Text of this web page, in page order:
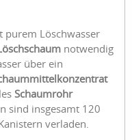
purem Löschwasser
notwendig
über ein
Schaumrohr
sind insgesamt 120
verladen.